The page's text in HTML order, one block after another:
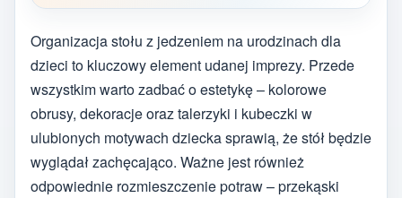
Organizacja stołu z jedzeniem na urodzinach dla
dzieci to kluczowy element udanej imprezy. Przede
wszystkim warto zadbać o estetykę – kolorowe
obrusy, dekoracje oraz talerzyki i kubeczki w
ulubionych motywach dziecka sprawią, że stół będzie
wyglądał zachęcająco. Ważne jest również
odpowiednie rozmieszczenie potraw – przekąski